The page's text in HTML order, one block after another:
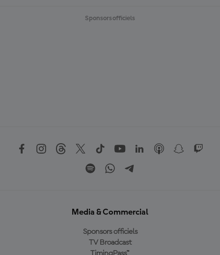
Sponsors officiels
Media & Commercial
Sponsors officiels
TV Broadcast